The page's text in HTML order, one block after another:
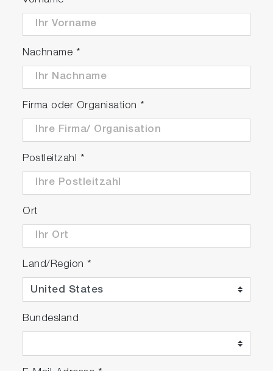
Nachname *
Firma oder Organisation *
Postleitzahl *
Ort
Land/Region *
Bundesland